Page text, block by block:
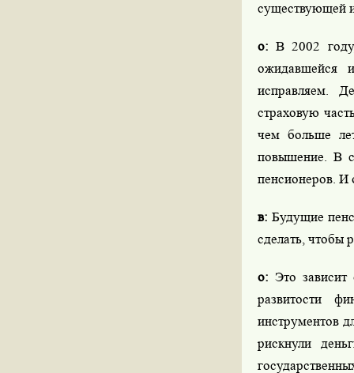
существующей
о: В 2002
ожидавшейся
исправляем.
страховую
чем больше
повышение. В
пенсионеров. И
в: Будущие
сделать, чтобы
о: Это
развитости
инструментов
рискнули